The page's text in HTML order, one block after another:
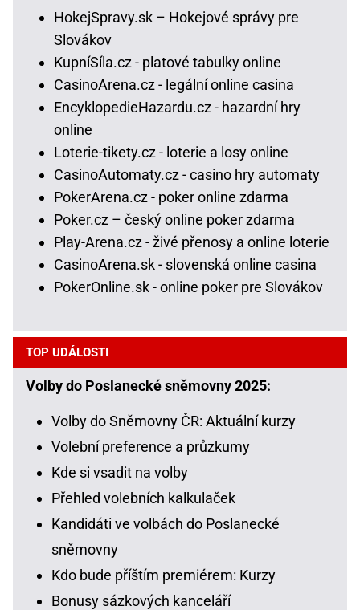
HokejSpravy.sk – Hokejové správy pre
Slovákov
KupníSíla.cz - platové tabulky online
CasinoArena.cz - legální online casina
EncyklopedieHazardu.cz - hazardní hry
online
Loterie-tikety.cz - loterie a losy online
CasinoAutomaty.cz - casino hry automaty
PokerArena.cz - poker online zdarma
Poker.cz – český online poker zdarma
Play-Arena.cz - živé přenosy a online loterie
CasinoArena.sk - slovenská online casina
PokerOnline.sk - online poker pre Slovákov
TOP UDÁLOSTI
Volby do Poslanecké sněmovny 2025:
Volby do Sněmovny ČR: Aktuální kurzy
Volební preference a průzkumy
Kde si vsadit na volby
Přehled volebních kalkulaček
Kandidáti ve volbách do Poslanecké
sněmovny
Kdo bude příštím premiérem: Kurzy
Bonusy sázkových kanceláří